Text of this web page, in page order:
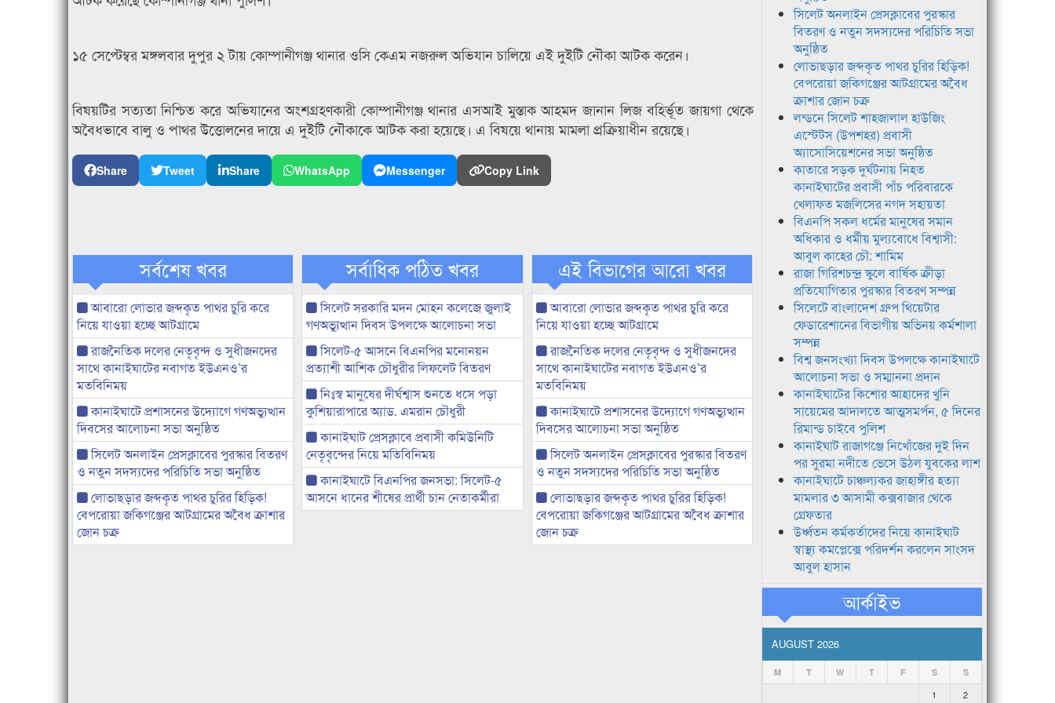
১৫ সেপ্টেম্বর মঙ্গলবার দুপুর ২ টায় কোম্পানীগঞ্জ থানার ওসি কেএম নজরুল অভিযান চালিয়ে এই দুইটি নৌকা আটক করেন।
বিষয়টির সত্যতা নিশ্চিত করে অভিযানের অংশগ্রহণকারী কোম্পানীগঞ্জ থানার এসআই মুস্তাক আহমদ জানান লিজ বহির্ভূত জায়গা থেকে
অবৈধভাবে বালু ও পাথর উত্তোলনের দায়ে এ দুইটি নৌকাকে আটক করা হয়েছে। এ বিষয়ে থানায় মামলা প্রক্রিয়াধীন রয়েছে।
Share Tweet Share WhatsApp Messenger Copy Link
সর্বশেষ খবর
আবারো লোভার জব্দকৃত পাথর চুরি করে
নিয়ে যাওয়া হচ্ছে আটগ্রামে
রাজনৈতিক দলের নেতৃবৃন্দ ও সুধীজনদের
সাথে কানাইঘাটের নবাগত ইউএনও’র
মতবিনিময়
কানাইঘাটে প্রশাসনের উদ্যোগে গণঅভ্যুত্থান
দিবসের আলোচনা সভা অনুষ্ঠিত
সিলেট অনলাইন প্রেসক্লাবের পুরস্কার বিতরণ
ও নতুন সদস্যদের পরিচিতি সভা অনুষ্ঠিত
লোভাছড়ার জব্দকৃত পাথর চুরির হিড়িক!
বেপরোয়া জকিগঞ্জের আটগ্রামের অবৈধ ক্রাশার
জোন চক্র
সর্বাধিক পঠিত খবর
সিলেট সরকারি মদন মোহন কলেজে জুলাই
গণঅভ্যুত্থান দিবস উপলক্ষে আলোচনা সভা
সিলেট-৫ আসনে বিএনপির মনোনয়ন
প্রত্যাশী আশিক চৌধুরীর লিফলেট বিতরণ
নিঃস্ব মানুষের দীর্ঘশ্বাস শুনতে ধসে পড়া
কুশিয়ারাপারে অ্যাড. এমরান চৌধুরী
কানাইঘাট প্রেসক্লাবে প্রবাসী কমিউনিটি
নেতৃবৃন্দের নিয়ে মতিবিনিময়
কানাইঘাটে বিএনপির জনসভা: সিলেট-৫
আসনে ধানের শীষের প্রার্থী চান নেতাকর্মীরা
এই বিভাগের আরো খবর
আবারো লোভার জব্দকৃত পাথর চুরি করে
নিয়ে যাওয়া হচ্ছে আটগ্রামে
রাজনৈতিক দলের নেতৃবৃন্দ ও সুধীজনদের
সাথে কানাইঘাটের নবাগত ইউএনও’র
মতবিনিময়
কানাইঘাটে প্রশাসনের উদ্যোগে গণঅভ্যুত্থান
দিবসের আলোচনা সভা অনুষ্ঠিত
সিলেট অনলাইন প্রেসক্লাবের পুরস্কার বিতরণ
ও নতুন সদস্যদের পরিচিতি সভা অনুষ্ঠিত
লোভাছড়ার জব্দকৃত পাথর চুরির হিড়িক!
বেপরোয়া জকিগঞ্জের আটগ্রামের অবৈধ ক্রাশার
জোন চক্র
সিলেট অনলাইন প্রেসক্লাবের পুরস্কার
বিতরণ ও নতুন সদস্যদের পরিচিতি সভা
অনুষ্ঠিত
লোভাছড়ার জব্দকৃত পাথর চুরির হিড়িক!
বেপরোয়া জকিগঞ্জের আটগ্রামের অবৈধ
ক্রাশার জোন চক্র
লন্ডনে সিলেট শাহজালাল হাউজিং
এস্টেটস (উপশহর) প্রবাসী
অ্যাসোসিয়েশনের সভা অনুষ্ঠিত
কাতারে সড়ক দুর্ঘটনায় নিহত
কানাইঘাটের প্রবাসী পাঁচ পরিবারকে
খেলাফত মজলিসের নগদ সহায়তা
বিএনপি সকল ধর্মের মানুষের সমান
অধিকার ও ধর্মীয় মুল্যবোধে বিশ্বাসী:
আবুল কাহের চৌ: শামিম
রাজা গিরিশচন্দ্র স্কুলে বার্ষিক ক্রীড়া
প্রতিযোগিতার পুরস্কার বিতরণ সম্পন্ন
সিলেটে বাংলাদেশ গ্রুপ থিয়েটার
ফেডারেশানের বিভাগীয় অভিনয় কর্মশালা
সম্পন্ন
বিশ্ব জনসংখ্যা দিবস উপলক্ষে কানাইঘাটে
আলোচনা সভা ও সম্মাননা প্রদান
কানাইঘাটের কিশোর আহাদের খুনি
সায়েমের আদালতে আত্মসমর্পন, ৫ দিনের
রিমান্ড চাইবে পুলিশ
কানাইঘাট রাজাগঞ্জে নিখোঁজের দুই দিন
পর সুরমা নদীতে ভেসে উঠল যুবকের লাশ
কানাইঘাটে চাঞ্চল্যকর জাহাঙ্গীর হত্যা
মামলার ৩ আসামী কক্সবাজার থেকে
গ্রেফতার
উর্ধ্বতন কর্মকর্তাদের নিয়ে কানাইঘাট
স্বাস্থ্য কমপ্লেক্সে পরিদর্শন করলেন সাংসদ
আবুল হাসান
আর্কাইভ
AUGUST 2026
M T W T F S S
1
2